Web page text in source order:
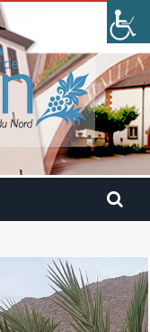
camping-car avec